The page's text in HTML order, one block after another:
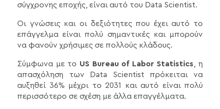
σύγχρονης εποχής, είναι αυτό του Data Scientist.
Οι γνώσεις και οι δεξιότητες που έχει αυτό το
επάγγελμα είναι πολύ σημαντικές και μπορούν
να φανούν χρήσιμες σε πολλούς κλάδους.
Σύμφωνα με το US Bureau of Labor Statistics , η
απασχόληση των Data Scientist πρόκειται να
αυξηθεί 36% μέχρι το 2031 και αυτό είναι πολύ
περισσότερο σε σχέση με άλλα επαγγέλματα.